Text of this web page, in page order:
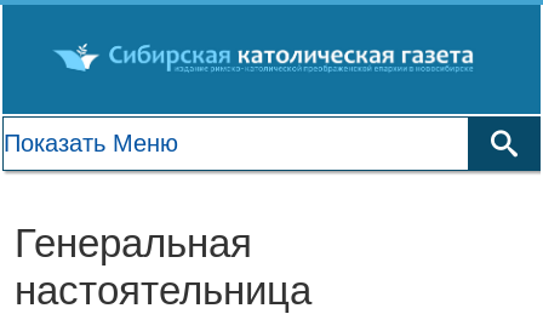
Генеральная
настоятельница